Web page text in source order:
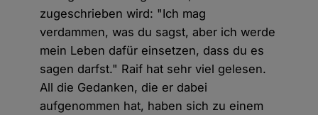
zugeschrieben wird: "Ich mag
verdammen, was du sagst, aber ich werde
mein Leben dafür einsetzen, dass du es
sagen darfst." Raif hat sehr viel gelesen.
All die Gedanken, die er dabei
aufgenommen hat, haben sich zu einem